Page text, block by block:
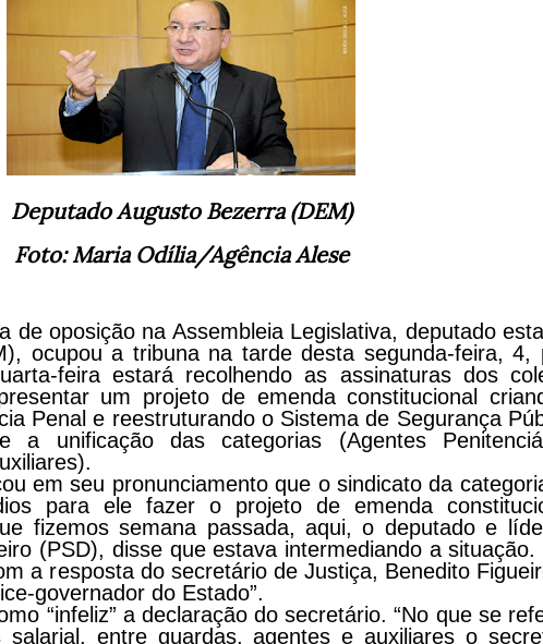
Deputado Augusto Bezerra (DEM)
Foto: Maria Odília/Agência Alese
de oposição na Assembleia Legislativa, deputado
ocupou a tribuna na tarde desta segunda-feira, 4,
feira estará recolhendo as assinaturas dos
um projeto de emenda constitucional
Penal e reestruturando o Sistema de Segurança
a unificação das categorias (Agentes
em seu pronunciamento que o sindicato da
para ele fazer o projeto de emenda
fizemos semana passada, aqui, o deputado e
(PSD), disse que estava intermediando a situação.
a resposta do secretário de Justiça, Benedito
governador do Estado”.
“infeliz” a declaração do secretário. “No que se
salarial, entre guardas, agentes e auxiliares o